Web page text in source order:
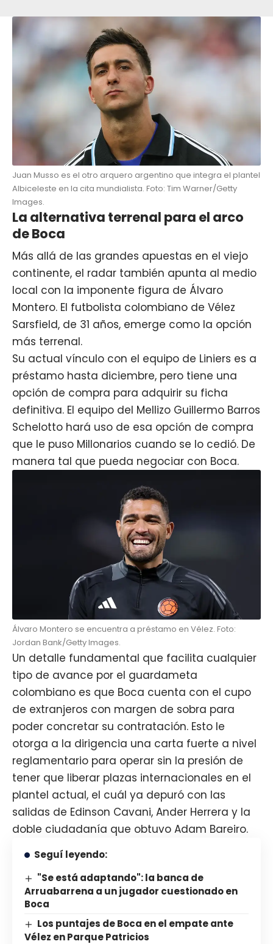
Juan Musso es el otro arquero argentino que integra el plantel
Albiceleste en la cita mundialista. Foto: Tim Warner/Getty
Images.
La alternativa terrenal para el arco
de Boca
Más allá de las grandes apuestas en el viejo
continente, el radar también apunta al medio
local con la imponente figura de Álvaro
Montero. El futbolista colombiano de Vélez
Sarsfield, de 31 años, emerge como la opción
más terrenal.
Su actual vínculo con el equipo de Liniers es a
préstamo hasta diciembre, pero tiene una
opción de compra para adquirir su ficha
definitiva. El equipo del Mellizo Guillermo Barros
Schelotto hará uso de esa opción de compra
que le puso Millonarios cuando se lo cedió. De
manera tal que pueda negociar con Boca.
Álvaro Montero se encuentra a préstamo en Vélez. Foto:
Jordan Bank/Getty Images.
Un detalle fundamental que facilita cualquier
tipo de avance por el guardameta
colombiano es que Boca cuenta con el cupo
de extranjeros con margen de sobra para
poder concretar su contratación. Esto le
otorga a la dirigencia una carta fuerte a nivel
reglamentario para operar sin la presión de
tener que liberar plazas internacionales en el
plantel actual, el cuál ya depuró con las
salidas de Edinson Cavani, Ander Herrera y la
doble ciudadanía que obtuvo Adam Bareiro.
Seguí leyendo:
"Se está adaptando": la banca de
Arruabarrena a un jugador cuestionado en
Boca
Los puntajes de Boca en el empate ante
Vélez en Parque Patricios